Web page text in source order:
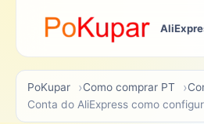
PoKupar Como comprar PT